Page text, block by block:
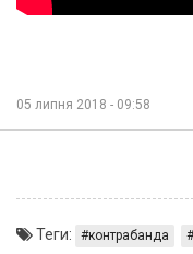
05 липня 2018 - 09:58
Теги: контрабанда